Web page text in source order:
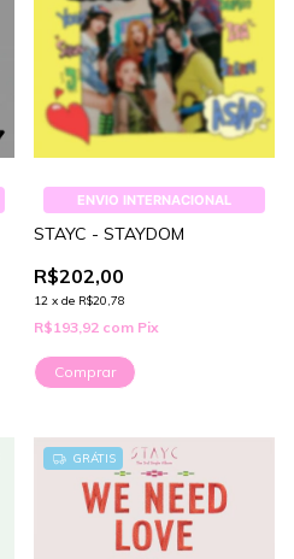
ENVIO INTERNACIONAL
STAYC - STAYDOM
R$202,00
12 x de R$20,78
R$193,92 com Pix
Comprar
GRÁTIS